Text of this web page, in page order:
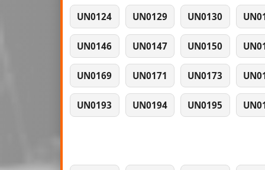
UN0124 UN0129 UN0130
UN0146 UN0147 UN0150
UN0169 UN0171 UN0173
UN0193 UN0194 UN0195